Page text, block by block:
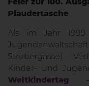
Plaudertasche
Als im Jahr
Strubergasse)
Kinder- und
Weltkindertag –